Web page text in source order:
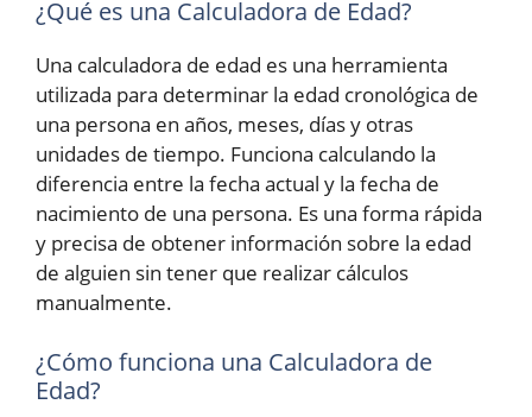
¿Qué es una Calculadora de Edad?
Una calculadora de edad es una herramienta
utilizada para determinar la edad cronológica de
una persona en años, meses, días y otras
unidades de tiempo. Funciona calculando la
diferencia entre la fecha actual y la fecha de
nacimiento de una persona. Es una forma rápida
y precisa de obtener información sobre la edad
de alguien sin tener que realizar cálculos
manualmente.
¿Cómo funciona una Calculadora de
Edad?